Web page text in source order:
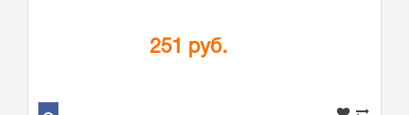
251 руб.